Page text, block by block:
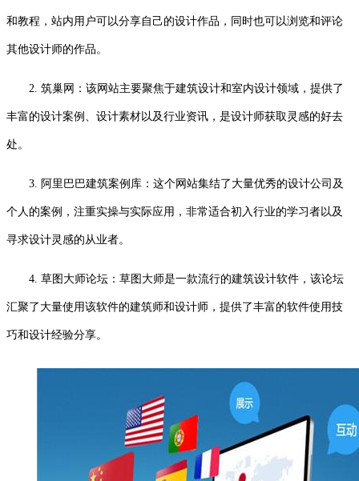
和教程，站内用户可以分享自己的设计作品，同时也可以浏览和评论
其他设计师的作品。
2. 筑巢网：该网站主要聚焦于建筑设计和室内设计领域，提供了
丰富的设计案例、设计素材以及行业资讯，是设计师获取灵感的好去
处。
3. 阿里巴巴建筑案例库：这个网站集结了大量优秀的设计公司及
个人的案例，注重实操与实际应用，非常适合初入行业的学习者以及
寻求设计灵感的从业者。
4. 草图大师论坛：草图大师是一款流行的建筑设计软件，该论坛
汇聚了大量使用该软件的建筑师和设计师，提供了丰富的软件使用技
巧和设计经验分享。